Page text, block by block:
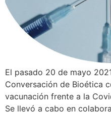
El pasado 20 de mayo
Conversación de Bioética
vacunación frente a la
Se llevó a cabo en